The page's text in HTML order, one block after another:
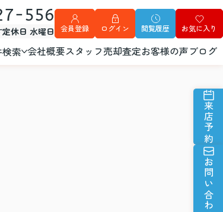
556
定休日 水曜日 会員登録 ログイン 閲覧履歴 お気に入り
索 会社概要スタッフ売却査定お客様の声ブログ
来店予約
お問い合わせ